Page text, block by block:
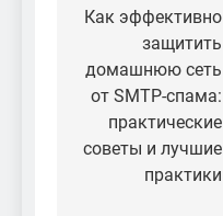
по
записям
Как эффективно
защитить
домашнюю сеть
от SMTP-спама:
практические
советы и лучшие
практики